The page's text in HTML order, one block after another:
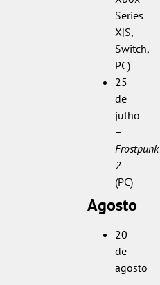
Series
X|S,
Switch,
PC)
25
de
julho
–
Frostpunk
2
(PC)
Agosto
20
de
agosto